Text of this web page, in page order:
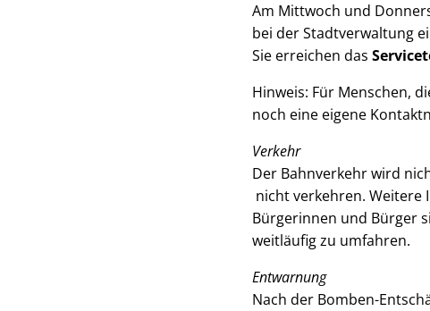
Am Mittwoch und
bei der Stadtverwaltung
Sie erreichen das
Hinweis: Für Menschen,
noch eine eigene
Verkehr
Der Bahnverkehr wird
nicht verkehren.
Bürgerinnen und Bürger
weitläufig zu umfahren.
Entwarnung
Nach der Bomben-